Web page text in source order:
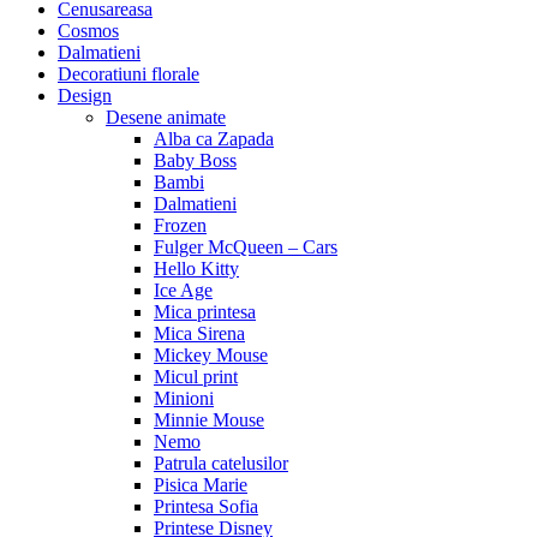
Cenusareasa
Cosmos
Dalmatieni
Decoratiuni florale
Design
Desene animate
Alba ca Zapada
Baby Boss
Bambi
Dalmatieni
Frozen
Fulger McQueen – Cars
Hello Kitty
Ice Age
Mica printesa
Mica Sirena
Mickey Mouse
Micul print
Minioni
Minnie Mouse
Nemo
Patrula catelusilor
Pisica Marie
Printesa Sofia
Printese Disney